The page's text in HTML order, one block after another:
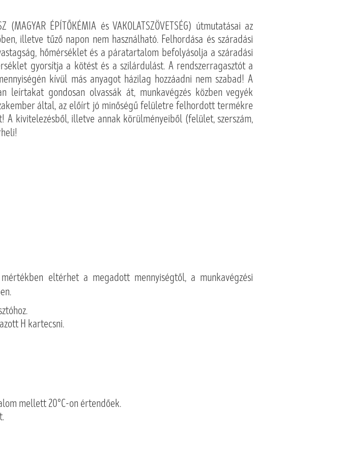
ÉPÍTŐKÉMIA és VAKOLATSZÖVETSÉG) útmutatásai az
illetve tűző napon nem használható. Felhordása és száradási
hőmérséklet és a páratartalom befolyásolja a száradási
gyorsítja a kötést és a szilárdulást. A rendszerragasztót a
kívül más anyagot házilag hozzáadni nem szabad! A
gondosan olvassák át, munkavégzés közben vegyék
által, az előírt jó minőségű felületre felhordott termékre
kivitelezésből, illetve annak körülményeiből (felület, szerszám,
eltérhet a megadott mennyiségtől, a munkavégzési
H kartecsni.
mellett 20°C-on értendőek.